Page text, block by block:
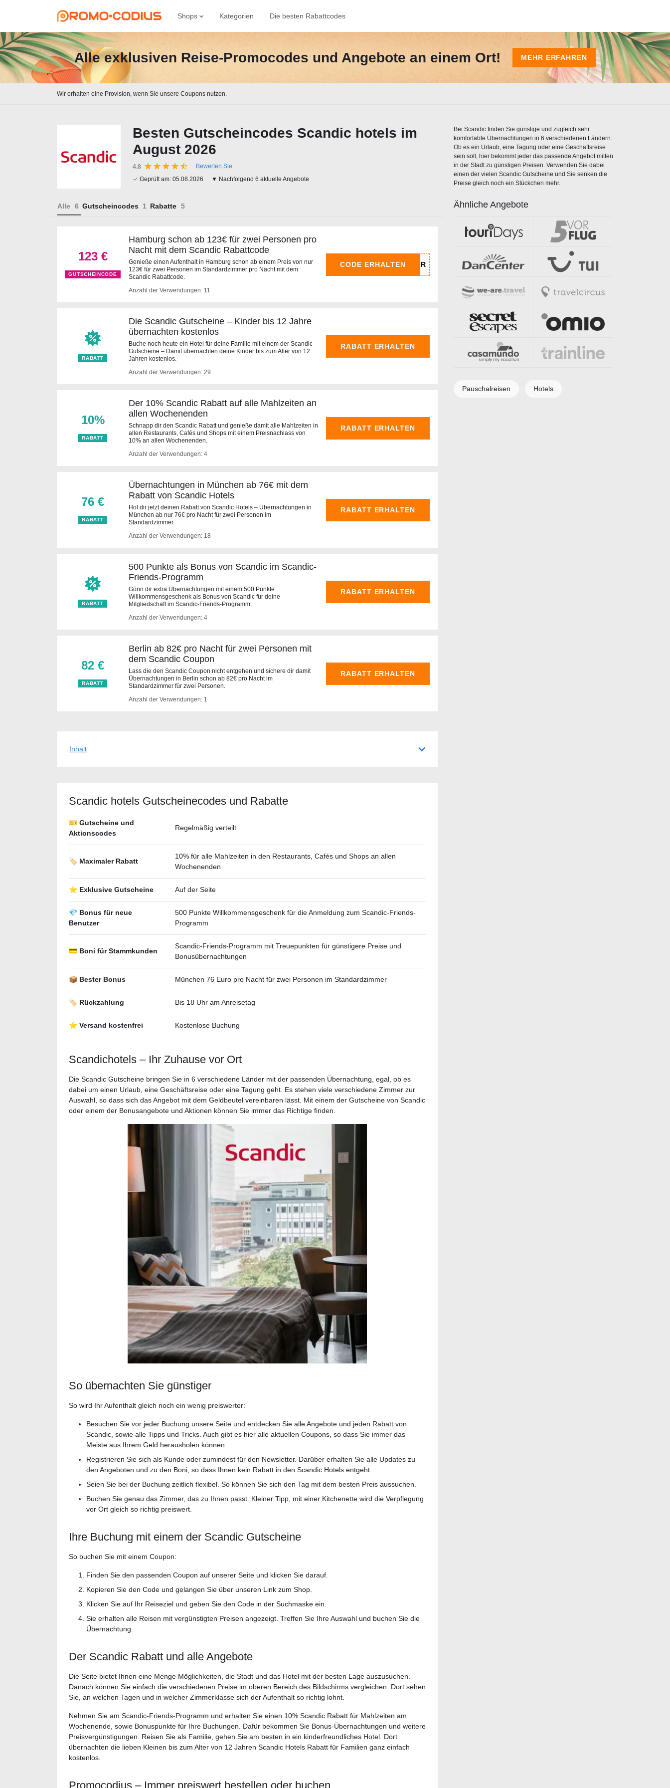
Shops Kategorien Die besten Rabattcodes
Alle exklusiven Reise-Promocodes und Angebote an einem Ort! MEHR ERFAHREN
Wir erhalten eine Provision, wenn Sie unsere Coupons nutzen.
Besten Gutscheincodes Scandic hotels im
August 2026
4.8
Bewerten Sie
✓ Geprüft am: 05.08.2026 ▼ Nachfolgend 6 aktuelle Angebote
Alle Gutscheincodes Rabatte
123 €
GUTSCHEINCODE
Hamburg schon ab 123€ für zwei Personen pro
Nacht mit dem Scandic Rabattcode
Genieße einen Aufenthalt in Hamburg schon ab einem Preis von nur
123€ für zwei Personen im Standardzimmer pro Nacht mit dem
Scandic Rabattcode.
Anzahl der Verwendungen: 11
CODE ERHALTEN
RABATT
Die Scandic Gutscheine – Kinder bis 12 Jahre
übernachten kostenlos
Buche noch heute ein Hotel für deine Familie mit einem der Scandic
Gutscheine – Damit übernachten deine Kinder bis zum Alter von 12
Jahren kostenlos.
Anzahl der Verwendungen: 29
RABATT ERHALTEN
10%
RABATT
Der 10% Scandic Rabatt auf alle Mahlzeiten an
allen Wochenenden
Schnapp dir den Scandic Rabatt und genieße damit alle Mahlzeiten in
allen Restaurants, Cafés und Shops mit einem Preisnachlass von
10% an allen Wochenenden.
Anzahl der Verwendungen: 4
RABATT ERHALTEN
76 €
RABATT
Übernachtungen in München ab 76€ mit dem
Rabatt von Scandic Hotels
Hol dir jetzt deinen Rabatt von Scandic Hotels – Übernachtungen in
München ab nur 76€ pro Nacht für zwei Personen im
Standardzimmer.
Anzahl der Verwendungen: 18
RABATT ERHALTEN
RABATT
500 Punkte als Bonus von Scandic im Scandic-
Friends-Programm
Gönn dir extra Übernachtungen mit einem 500 Punkte
Willkommensgeschenk als Bonus von Scandic für deine
Mitgliedschaft im Scandic-Friends-Programm.
Anzahl der Verwendungen: 4
RABATT ERHALTEN
82 €
RABATT
Berlin ab 82€ pro Nacht für zwei Personen mit
dem Scandic Coupon
Lass die den Scandic Coupon nicht entgehen und sichere dir damit
Übernachtungen in Berlin schon ab 82€ pro Nacht im
Standardzimmer für zwei Personen.
Anzahl der Verwendungen: 1
RABATT ERHALTEN
Inhalt
Scandic hotels Gutscheineсodes und Rabatte
🎫 Gutscheine und
Aktionscodes
Regelmäßig verteilt
🏷️ Maximaler Rabatt
10% für alle Mahlzeiten in den Restaurants, Cafés und Shops an allen
Wochenenden
⭐ Exklusive Gutscheine Auf der Seite
💎 Bonus für neue
Benutzer
500 Punkte Willkommensgeschenk für die Anmeldung zum Scandic-Friends-
Programm
💳 Boni für Stammkunden
Scandic-Friends-Programm mit Treuepunkten für günstigere Preise und
Bonusübernachtungen
📦 Bester Bonus München 76 Euro pro Nacht für zwei Personen im Standardzimmer
🏷️ Rückzahlung Bis 18 Uhr am Anreisetag
⭐ Versand kostenfrei Kostenlose Buchung
Scandichotels – Ihr Zuhause vor Ort
Die Scandic Gutscheine bringen Sie in 6 verschiedene Länder mit der passenden Übernachtung, egal, ob es
dabei um einen Urlaub, eine Geschäftsreise oder eine Tagung geht. Es stehen viele verschiedene Zimmer zur
Auswahl, so dass sich das Angebot mit dem Geldbeutel vereinbaren lässt. Mit einem der Gutscheine von Scandic
oder einem der Bonusangebote und Aktionen können Sie immer das Richtige finden.
So übernachten Sie günstiger
So wird Ihr Aufenthalt gleich noch ein wenig preiswerter:
Besuchen Sie vor jeder Buchung unsere Seite und entdecken Sie alle Angebote und jeden Rabatt von
Scandic, sowie alle Tipps und Tricks. Auch gibt es hier alle aktuellen Coupons, so dass Sie immer das
Meiste aus Ihrem Geld herausholen können.
Registrieren Sie sich als Kunde oder zumindest für den Newsletter. Darüber erhalten Sie alle Updates zu
den Angeboten und zu den Boni, so dass Ihnen kein Rabatt in den Scandic Hotels entgeht.
Seien Sie bei der Buchung zeitlich flexibel. So können Sie sich den Tag mit dem besten Preis aussuchen.
Buchen Sie genau das Zimmer, das zu Ihnen passt. Kleiner Tipp, mit einer Kitchenette wird die Verpflegung
vor Ort gleich so richtig preiswert.
Ihre Buchung mit einem der Scandic Gutscheine
So buchen Sie mit einem Coupon:
Finden Sie den passenden Coupon auf unserer Seite und klicken Sie darauf.
Kopieren Sie den Code und gelangen Sie über unseren Link zum Shop.
Klicken Sie auf Ihr Reiseziel und geben Sie den Code in der Suchmaske ein.
Sie erhalten alle Reisen mit vergünstigten Preisen angezeigt. Treffen Sie Ihre Auswahl und buchen Sie die
Übernachtung.
Der Scandic Rabatt und alle Angebote
Die Seite bietet Ihnen eine Menge Möglichkeiten, die Stadt und das Hotel mit der besten Lage auszusuchen.
Danach können Sie einfach die verschiedenen Preise im oberen Bereich des Bildschirms vergleichen. Dort sehen
Sie, an welchen Tagen und in welcher Zimmerklasse sich der Aufenthalt so richtig lohnt.
Nehmen Sie am Scandic-Friends-Programm und erhalten Sie einen 10% Scandic Rabatt für Mahlzeiten am
Wochenende, sowie Bonuspunkte für Ihre Buchungen. Dafür bekommen Sie Bonus-Übernachtungen und weitere
Preisvergünstigungen. Reisen Sie als Familie, gehen Sie am besten in ein kinderfreundliches Hotel. Dort
übernachten die lieben Kleinen bis zum Alter von 12 Jahren Scandic Hotels Rabatt für Familien ganz einfach
kostenlos.
Promocodius – Immer preiswert bestellen oder buchen
Bei Scandic finden Sie günstige und zugleich sehr
komfortable Übernachtungen in 6 verschiedenen Ländern.
Ob es ein Urlaub, eine Tagung oder eine Geschäftsreise
sein soll, hier bekommt jeder das passende Angebot mitten
in der Stadt zu günstigen Preisen. Verwenden Sie dabei
einen der vielen Scandic Gutscheine und Sie senken die
Preise gleich noch ein Stückchen mehr.
Ähnliche Angebote
Pauschalreisen Hotels